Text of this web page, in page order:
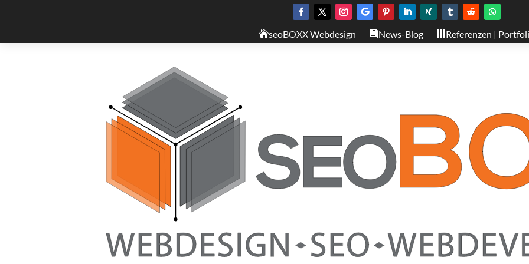
seoBOXX Webdesign News-Blog Referenzen |